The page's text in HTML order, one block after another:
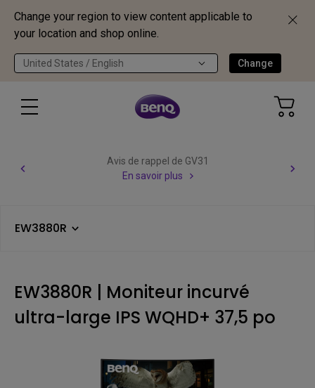
Change your region to view content applicable to
your location and shop online.
United States / English Change
Avis de rappel de GV31
En savoir plus
EW3880R
EW3880R | Moniteur incurvé
ultra-large IPS WQHD+ 37,5 po